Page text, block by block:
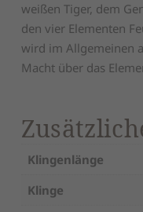
weißen Tiger, dem
den vier Elementen
wird im Allgemeinen
Macht über das
Klingenlänge
Klinge